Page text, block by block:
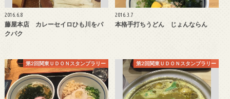
2016.6.8
藤屋本店 カレーセイロひも川をパ
クパク
2016.3.7
本格手打ちうどん じょんならん
第2回関東ＵＤＯＮスタンプラリー 第2回関東ＵＤＯＮスタンプラリー